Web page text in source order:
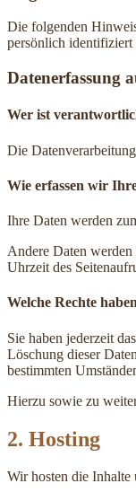
Die folgenden
persönlich identifiziert
Datenerfassung
Wer ist
Die
Wie erfassen wir
Ihre Daten werden
Andere Daten
Uhrzeit des
Welche Rechte
Sie haben jederzeit
Löschung dieser
bestimmten
Hierzu sowie zu
2. Hosting
Wir hosten die Inhalte